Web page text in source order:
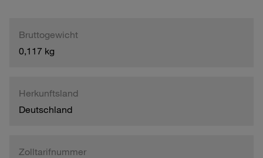
Bruttogewicht
0,117 kg
Herkunftsland
Deutschland
Zolltarifnummer